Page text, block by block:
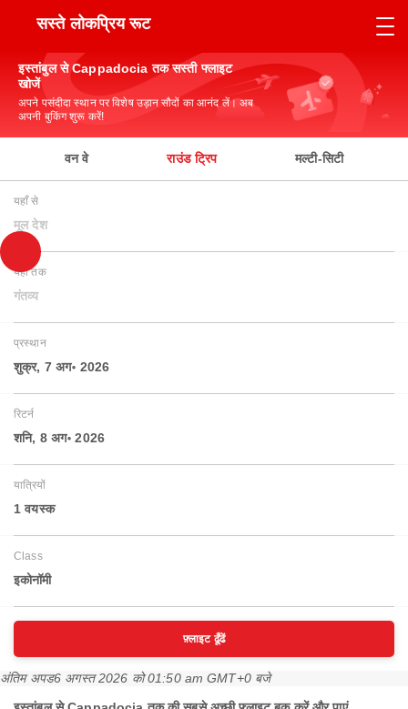
सस्ते लोकप्रिय रूट
इस्तांबुल से Cappadocia तक सस्ती फ्लाइट
खोजें
अपने पसंदीदा स्थान पर विशेष उड़ान सौदों का आनंद लें। अब
अपनी बुकिंग शुरू करें!
वन वे राउंड ट्रिप मल्टी-सिटी
यहाँ से
मूल देश
यहाँ तक
गंतव्य
प्रस्थान
शुक्र, 7 अग॰ 2026
रिटर्न
शनि, 8 अग॰ 2026
यात्रियों
1 वयस्‍क
Class
इकोनॉमी
फ़्लाइट ढूँढें
अंतिम अपड6 अगस्त 2026 को 01:50 am GMT+0 बजे